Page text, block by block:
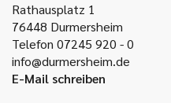
Rathausplatz 1
76448 Durmersheim
Telefon 07245 920 - 0
info@durmersheim.de
E-Mail schreiben